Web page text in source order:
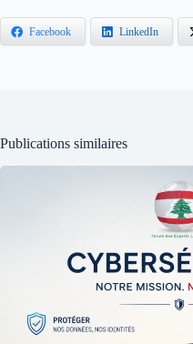
Facebook LinkedIn
Publications similaires